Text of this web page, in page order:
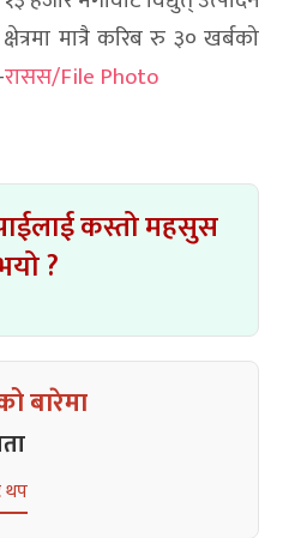
मात्रै करिब रु ३० खर्बको
रासस/File Photo
कस्तो महसुस
?
बारेमा